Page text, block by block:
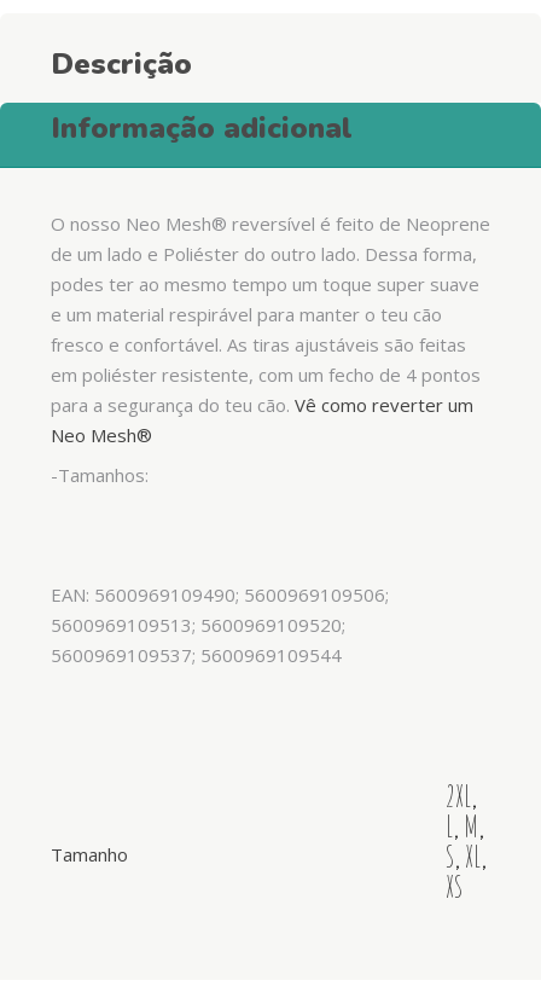
Descrição
Informação adicional
O nosso Neo Mesh® reversível é feito de Neoprene
de um lado e Poliéster do outro lado. Dessa forma,
podes ter ao mesmo tempo um toque super suave
e um material respirável para manter o teu cão
fresco e confortável. As tiras ajustáveis são feitas
em poliéster resistente, com um fecho de 4 pontos
para a segurança do teu cão. Vê como reverter um
Neo Mesh®
-Tamanhos:
EAN: 5600969109490; 5600969109506;
5600969109513; 5600969109520;
5600969109537; 5600969109544
Tamanho
2XL,
L, M,
S,XL,
XS